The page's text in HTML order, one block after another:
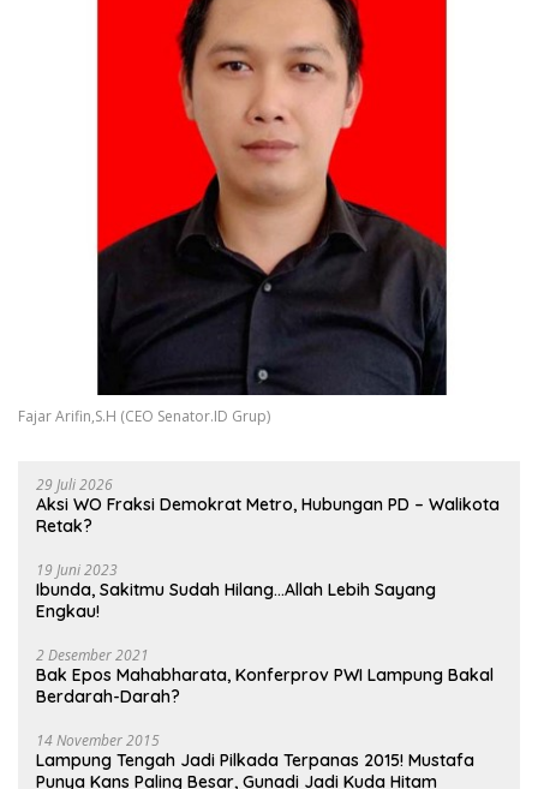
Fajar Arifin,S.H (CEO Senator.ID Grup)
29 Juli 2026
Aksi WO Fraksi Demokrat Metro, Hubungan PD – Walikota
Retak?
19 Juni 2023
Ibunda, Sakitmu Sudah Hilang…Allah Lebih Sayang
Engkau!
2 Desember 2021
Bak Epos Mahabharata, Konferprov PWI Lampung Bakal
Berdarah-Darah?
14 November 2015
Lampung Tengah Jadi Pilkada Terpanas 2015! Mustafa
Punya Kans Paling Besar, Gunadi Jadi Kuda Hitam